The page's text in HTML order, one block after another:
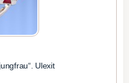
Ulexit